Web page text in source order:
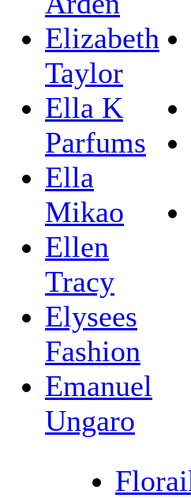
Elizabeth
Taylor
Ella K
Parfums
Ella
Mikao
Ellen
Tracy
Elysees
Fashion
Emanuel
Ungaro